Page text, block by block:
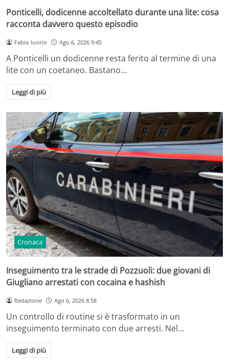
Ponticelli, dodicenne accoltellato durante una lite: cosa
racconta davvero questo episodio
Fabio Iuorio Ago 6, 2026 9:45
A Ponticelli un dodicenne resta ferito al termine di una
lite con un coetaneo. Bastano…
Leggi di più
Cronaca
Inseguimento tra le strade di Pozzuoli: due giovani di
Giugliano arrestati con cocaina e hashish
Redazione Ago 6, 2026 8:58
Un controllo di routine si è trasformato in un
inseguimento terminato con due arresti. Nel…
Leggi di più